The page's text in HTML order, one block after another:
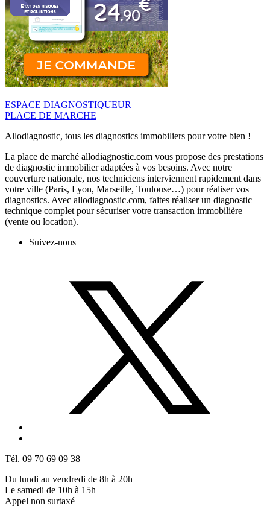
ESPACE DIAGNOSTIQUEUR
PLACE DE MARCHE
Allodiagnostic, tous les diagnostics immobiliers pour votre bien !
La place de marché allodiagnostic.com vous propose des prestations
de diagnostic immobilier adaptées à vos besoins. Avec notre
couverture nationale, nos techniciens interviennent rapidement dans
votre ville (Paris, Lyon, Marseille, Toulouse…) pour réaliser vos
diagnostics. Avec allodiagnostic.com, faites réaliser un diagnostic
technique complet pour sécuriser votre transaction immobilière
(vente ou location).
Suivez-nous
Tél. 09 70 69 09 38
Du lundi au vendredi de 8h à 20h
Le samedi de 10h à 15h
Appel non surtaxé